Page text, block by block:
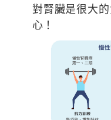
對腎臟是很大
心！